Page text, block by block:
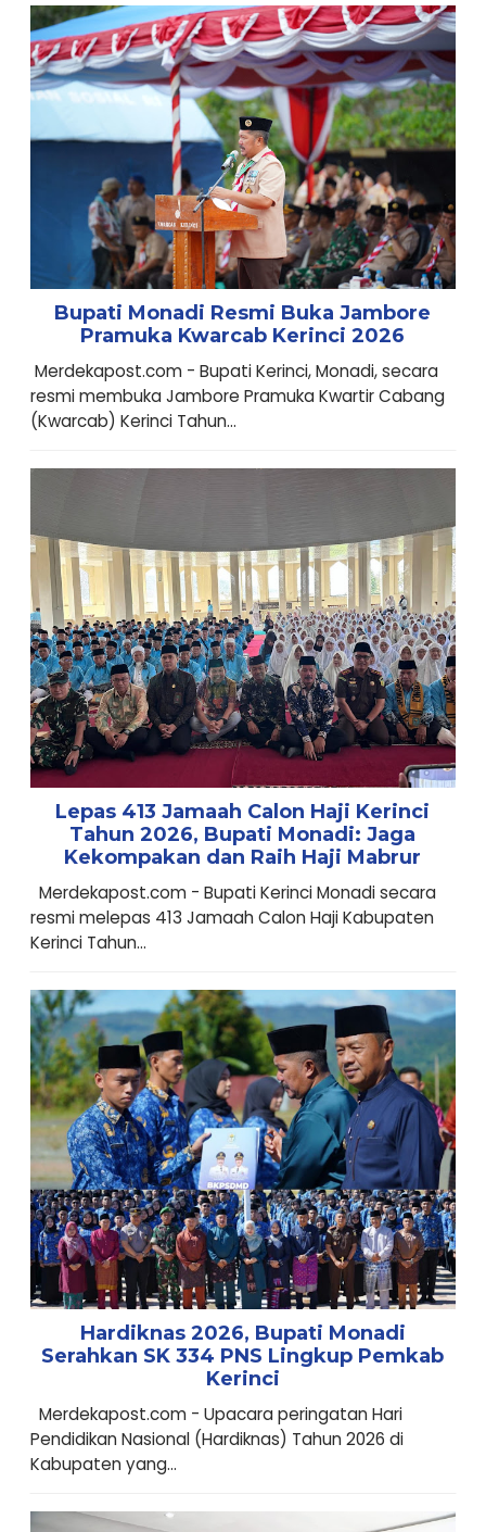
Bupati Monadi Resmi Buka Jambore
Pramuka Kwarcab Kerinci 2026
Merdekapost.com - Bupati Kerinci, Monadi, secara
resmi membuka Jambore Pramuka Kwartir Cabang
(Kwarcab) Kerinci Tahun...
Lepas 413 Jamaah Calon Haji Kerinci
Tahun 2026, Bupati Monadi: Jaga
Kekompakan dan Raih Haji Mabrur
Merdekapost.com - Bupati Kerinci Monadi secara
resmi melepas 413 Jamaah Calon Haji Kabupaten
Kerinci Tahun...
Hardiknas 2026, Bupati Monadi
Serahkan SK 334 PNS Lingkup Pemkab
Kerinci
Merdekapost.com - Upacara peringatan Hari
Pendidikan Nasional (Hardiknas) Tahun 2026 di
Kabupaten yang...